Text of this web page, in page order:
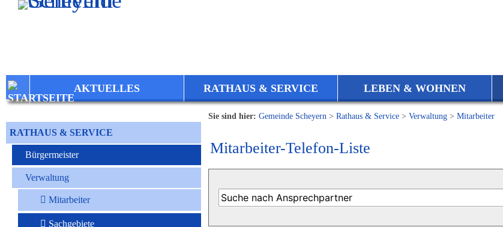
Zum Inhalt,zur Navigationoder
AKTUELLES RATHAUS & SERVICE LEBEN & WOHNEN
RATHAUS & SERVICE
Bürgermeister
Verwaltung
Mitarbeiter
Sachgebiete
Sie sind hier: Gemeinde Scheyern > Rathaus & Service > Verwaltung > Mitarbeiter
Mitarbeiter-Telefon-Liste